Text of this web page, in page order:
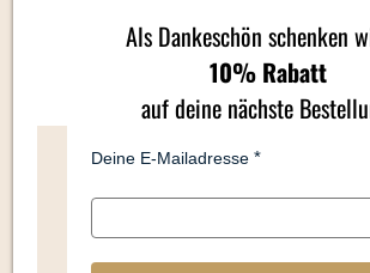
Ergänzungsfuttermittel für
Ohne Konservierungsstoffe
Ohne Aromastoffe
Ohne Salz
Zusammensetzung:Meeresfrüchte, Zucchini,
Als Dankeschön schenken
10% Rabatt
auf deine nächste
Deine E-Mailadresse